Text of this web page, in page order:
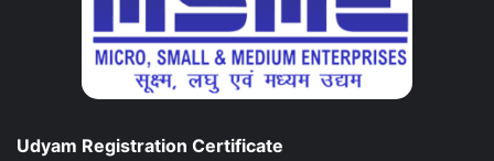
Udyam Registration Certificate